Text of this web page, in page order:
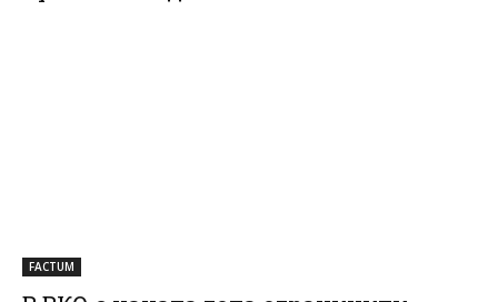
FACTUM